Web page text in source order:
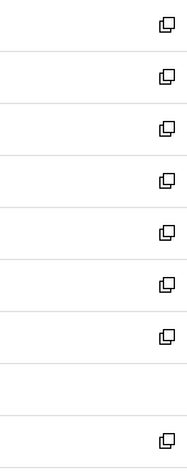
く
で
開
く
ド
ウ
で
開
く
ィ
ン
ド
ウ
で
開
く
い
ウ
ィ
ン
ド
ウ
で
開
く
新
し
い
ウ
ィ
ン
ド
ウ
で
開
く
新
し
い
ウ
ィ
ン
ド
ウ
で
開
く
新
し
い
ウ
ィ
ン
ド
ウ
で
開
新
し
い
ウ
ィ
ン
ド
ウ
開
く
新
し
い
ウ
ィ
ン
ウ
で
開
新
し
い
ウ
ン
ド
ウ
新
し
ウ
ィ
新